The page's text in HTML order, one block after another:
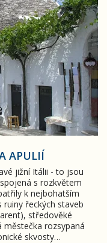
APULIÍ
jižní Itálii - to jsou
s rozkvětem
k nejbohatším
řeckých staveb
středověké
městečka rozsypaná
skvosty…